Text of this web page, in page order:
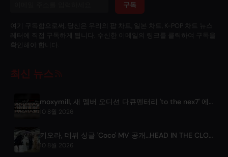
구독
여기 구독함으로써, 당신은 우리의 팝 차트, 일본 차트, K-POP 차트 뉴스
레터에 직접 구독하게 됩니다. 수신한 이메일의 링크를 클릭하여 구독을
확인해야 합니다.
최신 뉴스
moxymill, 새 멤버 오디션 다큐멘터리 'to the nex7' 에피소드 1 공개
10 8월 2026
키오라, 데뷔 싱글 'Coco' MV 공개…HEAD IN THE CLOUDS LA에서 첫 선
10 8월 2026